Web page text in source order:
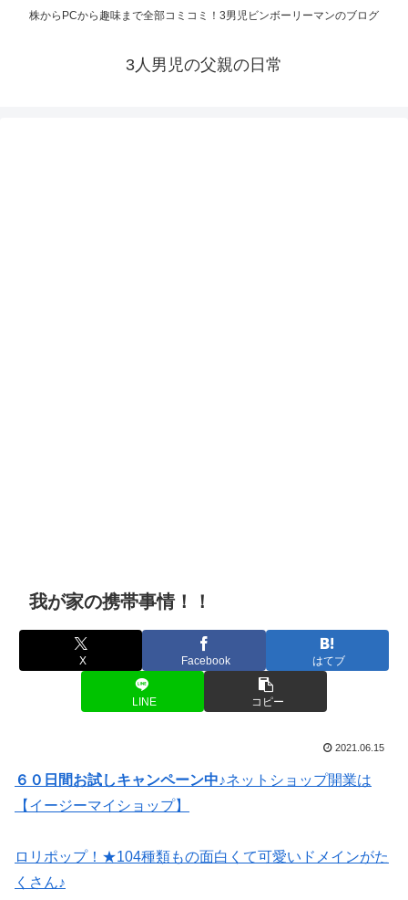
株からPCから趣味まで全部コミコミ！3男児ビンボーリーマンのブログ
3人男児の父親の日常
我が家の携帯事情！！
X Facebook はてブ
LINE コピー
2021.06.15
６０日間お試しキャンペーン中♪ネットショップ開業は
【イージーマイショップ】
ロリポップ！★104種類もの面白くて可愛いドメインがた
くさん♪